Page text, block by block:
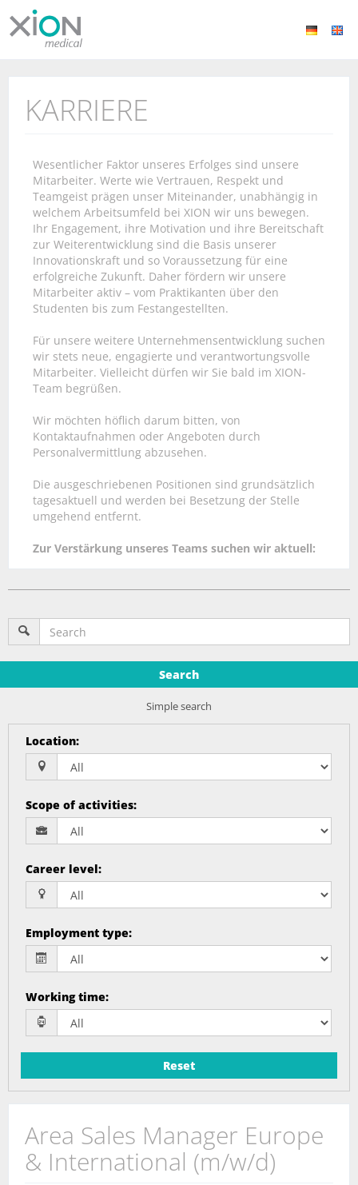
KARRIERE
Wesentlicher Faktor unseres Erfolges sind unsere
Mitarbeiter. Werte wie Vertrauen, Respekt und
Teamgeist prägen unser Miteinander, unabhängig in
welchem Arbeitsumfeld bei XION wir uns bewegen.
Ihr Engagement, ihre Motivation und ihre Bereitschaft
zur Weiterentwicklung sind die Basis unserer
Innovationskraft und so Voraussetzung für eine
erfolgreiche Zukunft. Daher fördern wir unsere
Mitarbeiter aktiv – vom Praktikanten über den
Studenten bis zum Festangestellten.
Für unsere weitere Unternehmensentwicklung suchen
wir stets neue, engagierte und verantwortungsvolle
Mitarbeiter. Vielleicht dürfen wir Sie bald im XION-
Team begrüßen.
Wir möchten höflich darum bitten, von
Kontaktaufnahmen oder Angeboten durch
Personalvermittlung abzusehen.
Die ausgeschriebenen Positionen sind grundsätzlich
tagesaktuell und werden bei Besetzung der Stelle
umgehend entfernt.
Zur Verstärkung unseres Teams suchen wir aktuell:
Search
Simple search
Location:
Scope of activities:
Career level:
Employment type:
Working time:
Reset
Area Sales Manager Europe
& International (m/w/d)